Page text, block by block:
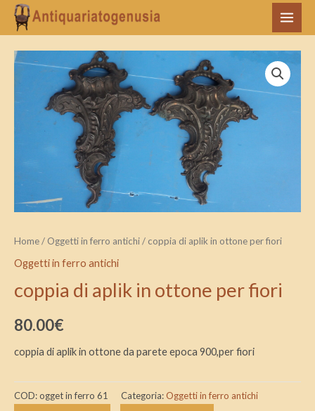
Home/ Oggetti in ferro antichi/ coppia di aplik in ottone per fiori
Oggetti in ferro antichi
coppia di aplik in ottone per fiori
80.00€
coppia di aplik in ottone da parete epoca 900,per fiori
coppia
ottone
COD:ogget in ferro 61 Categoria: Oggetti in ferro antichi